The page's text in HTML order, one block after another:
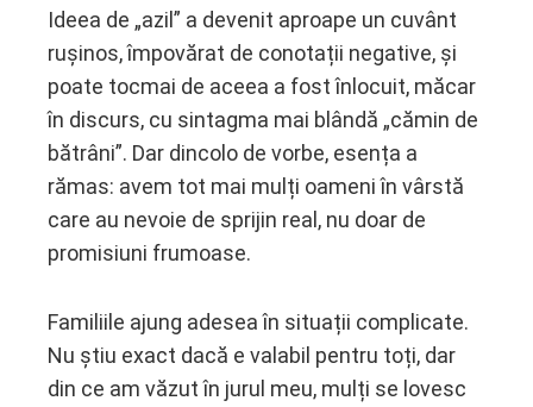
Ideea de „azil” a devenit aproape un cuvânt
rușinos, împovărat de conotații negative, și
poate tocmai de aceea a fost înlocuit, măcar
în discurs, cu sintagma mai blândă „cămin de
bătrâni”. Dar dincolo de vorbe, esența a
rămas: avem tot mai mulți oameni în vârstă
care au nevoie de sprijin real, nu doar de
promisiuni frumoase.
Familiile ajung adesea în situații complicate.
Nu știu exact dacă e valabil pentru toți, dar
din ce am văzut în jurul meu, mulți se lovesc